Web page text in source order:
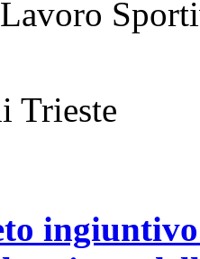
Trieste